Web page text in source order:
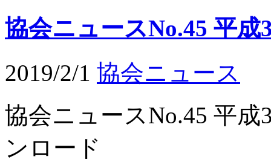
協会ニュースNo.45 平成
2019/2/1 協会ニュース
協会ニュースNo.45 平成
ンロード